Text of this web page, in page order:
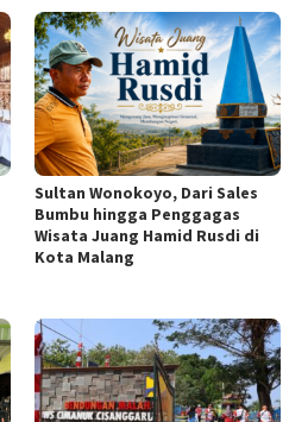
Sultan Wonokoyo, Dari Sales
Bumbu hingga Penggagas
Wisata Juang Hamid Rusdi di
Kota Malang